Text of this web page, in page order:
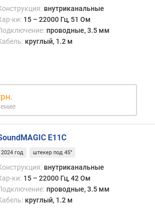
внутриканальные
ки: 15 – 22000 Гц, 51 Ом
проводные, 3.5 мм
круглый, 1.2 м
E11C
2024 год штекер под 45°
внутриканальные
ки: 15 – 22000 Гц, 42 Ом
проводные, 3.5 мм
круглый, 1.2 м